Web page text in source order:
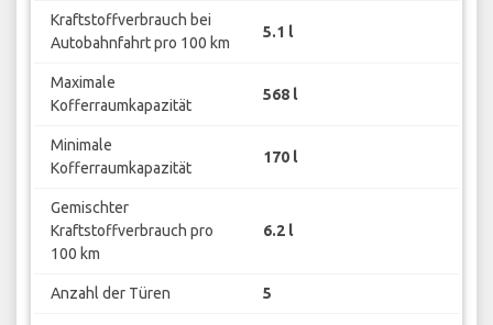
Kraftstoffverbrauch bei
Autobahnfahrt pro 100 km
5.1 l
Maximale
Kofferraumkapazität
568 l
Minimale
Kofferraumkapazität
170 l
Gemischter
Kraftstoffverbrauch pro
100 km
6.2 l
Anzahl der Türen 5